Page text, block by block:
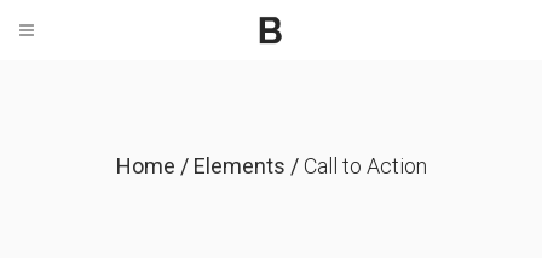
Home / Elements /Call to Action